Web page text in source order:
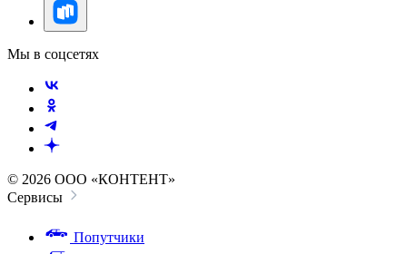
Мы в соцсетях
© 2026 ООО «КОНТЕНТ»
Сервисы
Попутчики